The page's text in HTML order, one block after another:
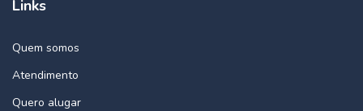
Links
Quem somos
Atendimento
Quero alugar